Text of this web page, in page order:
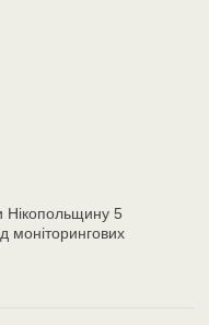
Нікопольщину 5
моніторингових